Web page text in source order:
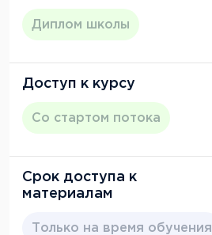
Диплом школы
Доступ к курсу
Со стартом потока
Срок доступа к
материалам
Только на время обучения